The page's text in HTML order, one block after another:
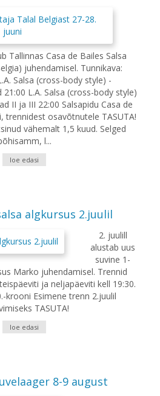
Tallinnas Casa de Bailes Salsa
juhendamisel. Tunnikava:
Salsa (cross-body style) -
L.A. Salsa (cross-body style)
II ja III 22:00 Salsapidu Casa de
trennidest osavõtnutele TASUTA!
vähemalt 1,5 kuud. Selged
l...
loe edasi
algkursus 2.juulil
2. juulill
alustab uus
suvine 1-
Marko juhendamisel. Trennid
ja neljapäeviti kell 19:30.
krooni Esimene trenn 2.juulil
TASUTA!
loe edasi
8-9 august